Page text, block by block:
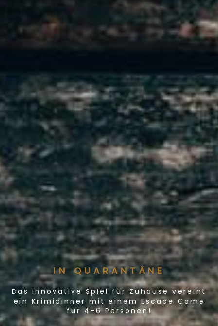
IN QUARANTÄNE
Das innovative Spiel für Zuhause vereint
ein Krimidinner mit einem Escape Game
für 4-6 Personen!